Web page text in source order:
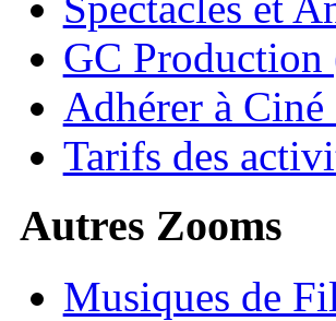
GC
Adhérer à
Tarifs des
Autres Zooms
Musiques de